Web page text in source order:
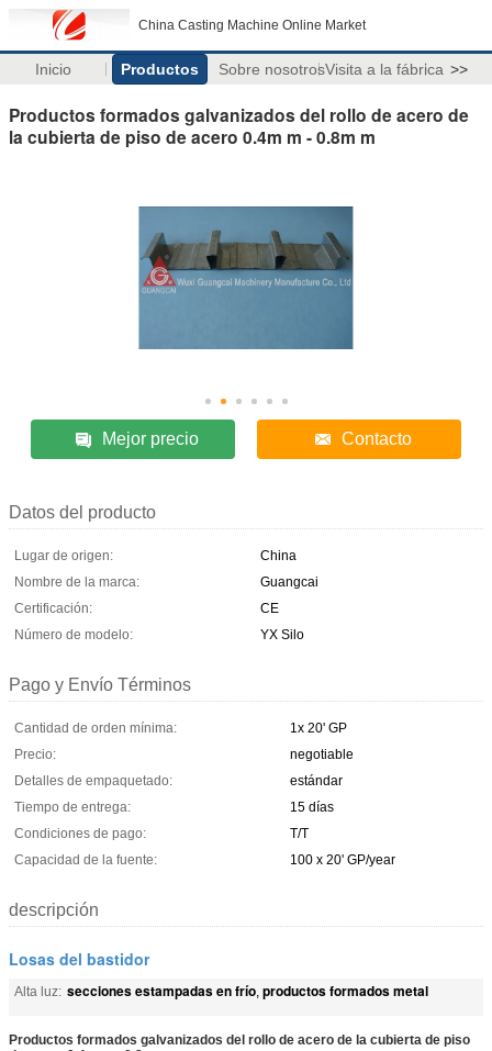
China Casting Machine Online Market
Inicio Productos Sobre nosotrosVisita a la fábrica >>
Productos formados galvanizados del rollo de acero de
la cubierta de piso de acero 0.4m m - 0.8m m
Mejor precio Contacto
Datos del producto
Lugar de origen:
China
Nombre de la marca:
Guangcai
Certificación:
CE
Número de modelo:
YX Silo
Pago y Envío Términos
Cantidad de orden mínima:
1x 20' GP
Precio:
negotiable
Detalles de empaquetado:
estándar
Tiempo de entrega:
15 días
Condiciones de pago:
T/T
Capacidad de la fuente:
100 x 20' GP/year
descripción
Losas del bastidor
Alta luz: secciones estampadas en frío, productos formados metal
Productos formados galvanizados del rollo de acero de la cubierta de piso